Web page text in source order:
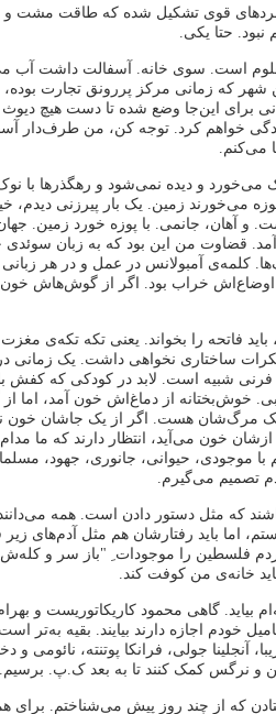
قوی تشکیل شده که طاقت مشت و
حتا یکی.
است. سوی خانه. آسفالت داشت آب
شهر که زمانی مرکز پررونق تجارت
برای این‌جا وضع شده تا دست هیچ
زندگی خواهم کرد. توجه کن، من طرف‌دار
می‌کنم.
می‌خورد و دیده نمی‌شود و رهگذرها با
پوزه می‌خورند زمین. یک بار پیرزنی دیدم،
و آهان، جانمی. با پوزه خورد زمین.
آمد. قضاوت من این بود که به زبان
کلمه‌ی آمبولانس در عمل و در هر
خراب بود. اگر از گوش‌هاش
فاتحه را بخواند. یعنی تکه تکه‌ی
ساختاری نخواهی داشت. یک زمانی
شبیه است. لابد در کودکی که کفش
خوش‌بختانه از دماغ‌اش خون آمد، اما
مرگ‌شان هست. اگر از یک جاشان خون
خون می‌آید، انتظار دارند که ما
با موجودی، حیوانی، جانوری، جهود،
تصمیم می‌گیرم.
که مثل دستور دادن است. همه
اما باید رفتارشان هم مثل آدم‌های زیر
فلسطین را موجودات ِ "باز سر و کله‌ش
خانه‌ی من کوفت کند.
بیاید. گاهی محمود کاریکاتوریست و
خودم اجازه دارند بیایند. بقیه به‌تر است
فریبا، آنجلینا جولی، فرانکا پوتنته،
و نرگس کمک کنند تا به بعد ک.پ. برسیم.
که از چند روز پیش می‌شناختم. برای